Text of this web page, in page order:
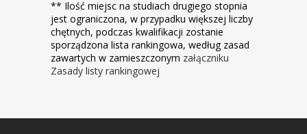
** Ilość miejsc na studiach drugiego stopnia
jest ograniczona, w przypadku większej liczby
chętnych, podczas kwalifikacji zostanie
sporządzona lista rankingowa, według zasad
zawartych w zamieszczonym załączniku
Zasady listy rankingowej